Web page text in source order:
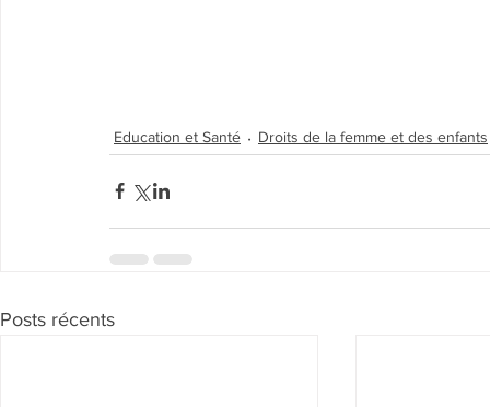
Education et Santé Droits de la femme et des enfants
Posts récents